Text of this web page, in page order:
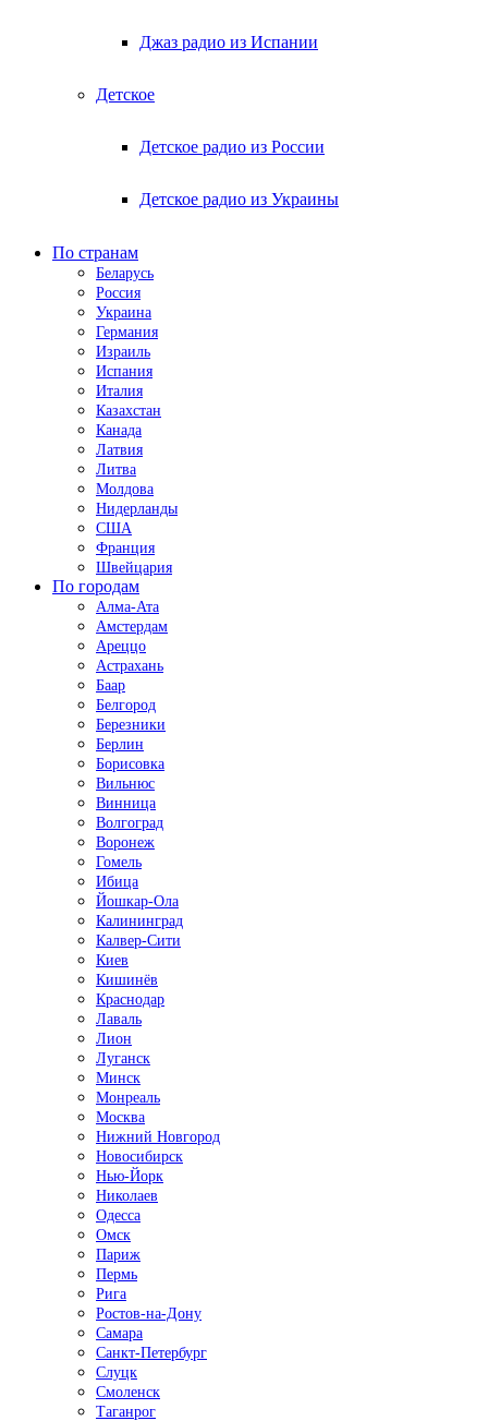
Джаз радио из Испании
Детское
Детское радио из России
Детское радио из Украины
По странам
Беларусь
Россия
Украина
Германия
Израиль
Испания
Италия
Казахстан
Канада
Латвия
Литва
Молдова
Нидерланды
США
Франция
Швейцария
По городам
Алма-Ата
Амстердам
Ареццо
Астрахань
Баар
Белгород
Березники
Берлин
Борисовка
Вильнюс
Винница
Волгоград
Воронеж
Гомель
Ибица
Йошкар-Ола
Калининград
Калвер-Сити
Киев
Кишинёв
Краснодар
Лаваль
Лион
Луганск
Минск
Монреаль
Москва
Нижний Новгород
Новосибирск
Нью-Йорк
Николаев
Одесса
Омск
Париж
Пермь
Рига
Ростов-на-Дону
Самара
Санкт-Петербург
Слуцк
Смоленск
Таганрог